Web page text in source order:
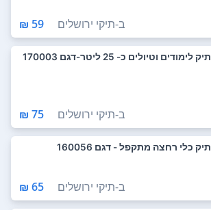
ב-תיקי ירושלים 59 ₪
תיק לימודים וטיולים כ- 25 ליטר-דגם 170003
ב-תיקי ירושלים 75 ₪
תיק כלי רחצה מתקפל - דגם 160056
ב-תיקי ירושלים 65 ₪